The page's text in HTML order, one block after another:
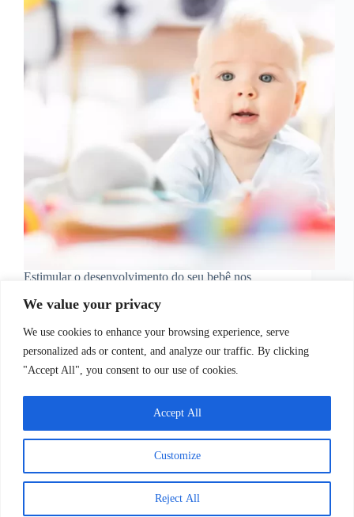
We value your privacy
We use cookies to enhance your browsing experience, serve
personalized ads or content, and analyze our traffic. By clicking
"Accept All", you consent to our use of cookies.
Customize
Reject All
Accept All
Estimular o desenvolvimento do seu bebê nos
incluindo o desenvolvimento motor, cognitivo,
paladar e sentidos. Neste artigo, exploraremos as
diferentes fases desse desenvolvimento ao longo do
Juliana Santos
14 de setembro de 2023
Copyright © 2026 - WordPress Theme by
Termos de uso